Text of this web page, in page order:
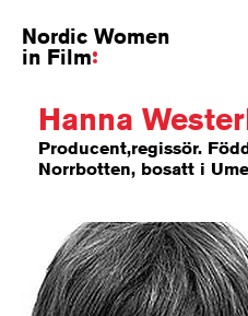
Nordic Women
in Film
Hanna
Producent,regissör.
Norrbotten, bosatt i